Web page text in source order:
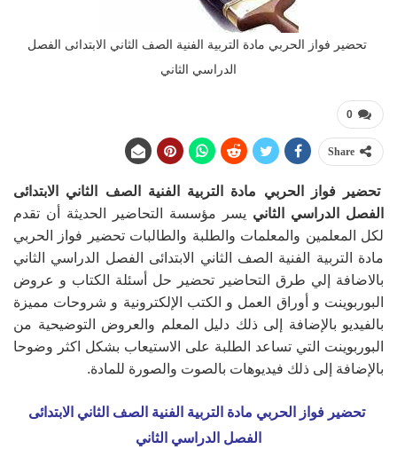
تحضير فواز الحربي مادة التربية الفنية الصف الثاني الابتدائى الفصل
الدراسي الثاني
0
Share
تحضير فواز الحربي مادة التربية الفنية الصف الثاني الابتدائى
الفصل الدراسي الثاني يسر مؤسسة التحاضير الحديثة أن تقدم
لكل المعلمين والمعلمات والطلبة والطالبات تحضير فواز الحربي
مادة التربية الفنية الصف الثاني الابتدائى الفصل الدراسي الثاني
بالاضافة إلي طرق التحاضير تحضير حل أسئلة الكتاب و عروض
البوربوينت و أوراق العمل و الكتب الإلكترونية و شروحات مميزة
بالفيديو بالإضافة إلى ذلك دليل المعلم والعروض التوضيحية من
البوربوينت التي تساعد الطلبة على الاستيعاب بشكل اكثر وضوحا
بالإضافة إلى ذلك فيديوهات بالصوت والصورة للمادة.
تحضير فواز الحربي مادة التربية الفنية الصف الثاني الابتدائى
الفصل الدراسي الثاني